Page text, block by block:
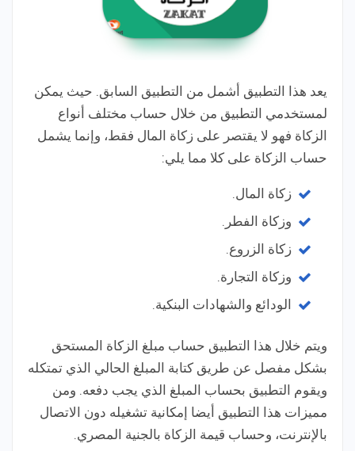
يعد هذا التطبيق أشمل من التطبيق السابق. حيث يمكن
لمستخدمي التطبيق من خلال حساب مختلف أنواع
الزكاة فهو لا يقتصر على زكاة المال فقط، وإنما يشمل
حساب الزكاة على كلا مما يلي:
زكاة المال.
وزكاة الفطر.
زكاة الزروع.
وزكاة التجارة.
الودائع والشهادات البنكية.
ويتم خلال هذا التطبيق حساب مبلغ الزكاة المستحق
بشكل مفصل عن طريق كتابة المبلغ الحالي الذي تمتكله
ويقوم التطبيق بحساب المبلغ الذي يجب دفعه. ومن
مميزات هذا التطبيق أيضا إمكانية تشغيله دون الاتصال
بالإنترنت، وحساب قيمة الزكاة بالجنية المصري.